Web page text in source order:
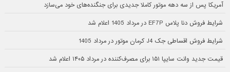
آمریکا پس از سه دهه موتور کاملا جدیدی برای جنگنده‌های خود می‌سازد
شرایط فروش دنا پلاس EF7P در مرداد 1405 اعلام شد
شرایط فروش اقساطی جک J4 کرمان موتور در مرداد 1405
قیمت جدید وانت سایپا ۱۵۱ برای مصرف‌کننده در مرداد ۱۴۰۵ اعلام شد